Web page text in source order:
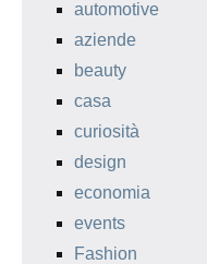
automotive
aziende
beauty
casa
curiosità
design
economia
events
Fashion